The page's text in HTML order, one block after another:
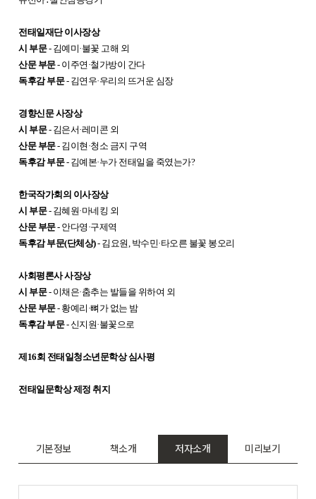
전태일재단 이사장상
시 부문- 김예미·불꽃 고해 외
산문 부문- 이주연·철가방이 간다
독후감 부문- 김연우·우리의 뜨거운 심장
경향신문 사장상
시 부문- 김은서·레미콘 외
산문 부문- 김이현·청소 금지 구역
독후감 부문- 김예본·누가 전태일을 죽였는가?
한국작가회의 이사장상
시 부문- 김혜원·마네킹 외
산문 부문- 안다영·구제역
독후감 부문(단체상)- 김요원, 박수민·타오른 불꽃 봉오리
사회평론사 사장상
시 부문- 이채은·춤추는 발들을 위하여 외
산문 부문- 황예리·뼈가 없는 밤
독후감 부문- 신지원·불꽃으로
제16회 전태일청소년문학상 심사평
전태일문학상 제정 취지
기본정보 책소개 저자소개 미리보기